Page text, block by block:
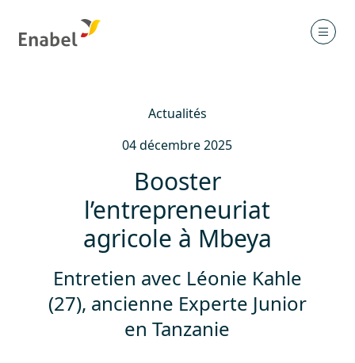
Actualités
04 décembre 2025
Booster
l’entrepreneuriat
agricole à Mbeya
Entretien avec Léonie Kahle
(27), ancienne Experte Junior
en Tanzanie